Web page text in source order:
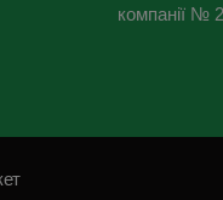
компанії №